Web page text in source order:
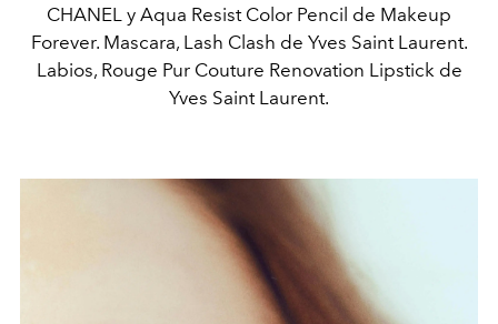
CHANEL y Aqua Resist Color Pencil de Makeup
Forever. Mascara, Lash Clash de Yves Saint Laurent.
Labios, Rouge Pur Couture Renovation Lipstick de
Yves Saint Laurent.